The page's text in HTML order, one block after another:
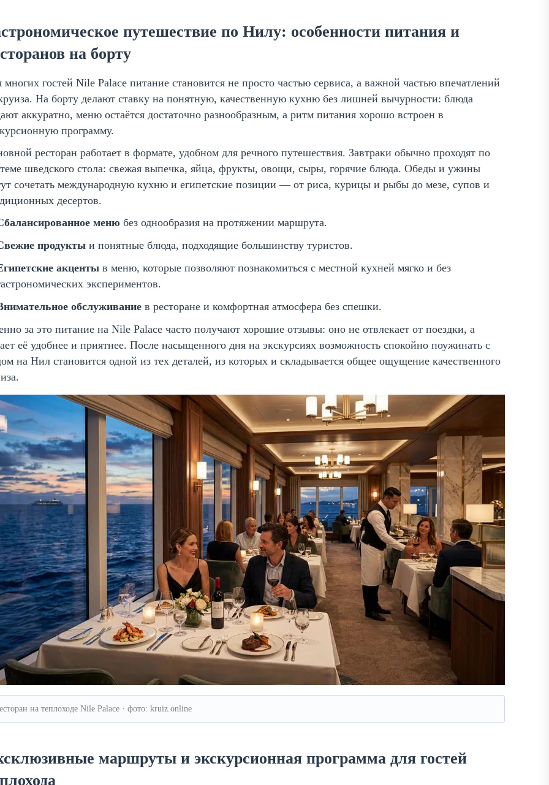
путешествие по Нилу: особенности питания и
на борту
многих гостей Nile Palace питание становится не просто частью сервиса, а важной частью впечатлений
На борту делают ставку на понятную, качественную кухню без лишней вычурности: блюда
аккуратно, меню остаётся достаточно разнообразным, а ритм питания хорошо встроен в
программу.
ресторан работает в формате, удобном для речного путешествия. Завтраки обычно проходят по
шведского стола: свежая выпечка, яйца, фрукты, овощи, сыры, горячие блюда. Обеды и ужины
сочетать международную кухню и египетские позиции — от риса, курицы и рыбы до мезе, супов и
десертов.
меню без однообразия на протяжении маршрута.
продукты и понятные блюда, подходящие большинству туристов.
акценты в меню, которые позволяют познакомиться с местной кухней мягко и без
экспериментов.
обслуживание в ресторане и комфортная атмосфера без спешки.
за это питание на Nile Palace часто получают хорошие отзывы: оно не отвлекает от поездки, а
её удобнее и приятнее. После насыщенного дня на экскурсиях возможность спокойно поужинать с
на Нил становится одной из тех деталей, из которых и складывается общее ощущение качественного
на теплоходе Nile Palace · фото: kruiz.online
маршруты и экскурсионная программа для гостей